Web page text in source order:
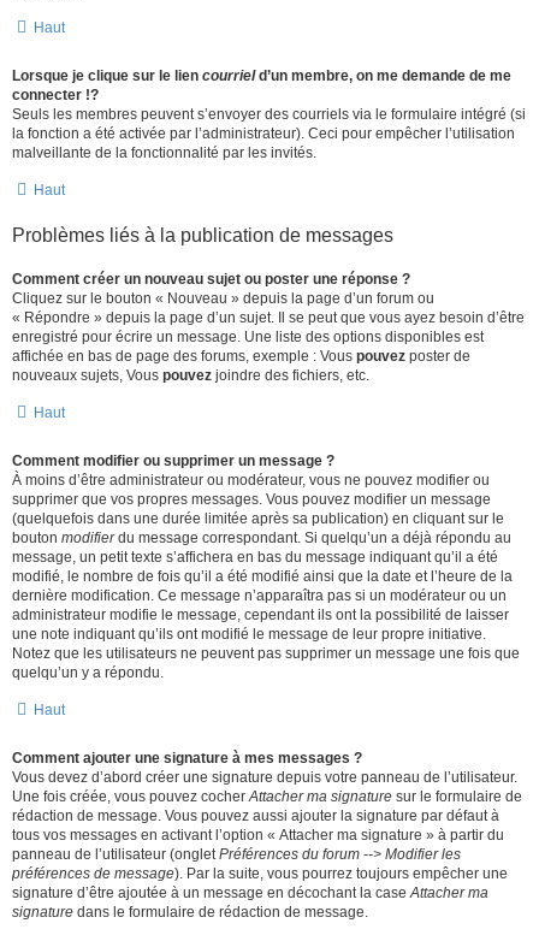
Haut
Lorsque je clique sur le lien courrield’un membre, on me demande de me
connecter !?
Seuls les membres peuvent s’envoyer des courriels via le formulaire intégré (si
la fonction a été activée par l’administrateur). Ceci pour empêcher l’utilisation
malveillante de la fonctionnalité par les invités.
Haut
Problèmes liés à la publication de messages
Comment créer un nouveau sujet ou poster une réponse ?
Cliquez sur le bouton « Nouveau » depuis la page d’un forum ou
« Répondre » depuis la page d’un sujet. Il se peut que vous ayez besoin d’être
enregistré pour écrire un message. Une liste des options disponibles est
affichée en bas de page des forums, exemple : Vous pouvez poster de
nouveaux sujets, Vous pouvez joindre des fichiers, etc.
Haut
Comment modifier ou supprimer un message ?
À moins d’être administrateur ou modérateur, vous ne pouvez modifier ou
supprimer que vos propres messages. Vous pouvez modifier un message
(quelquefois dans une durée limitée après sa publication) en cliquant sur le
bouton modifierdu message correspondant. Si quelqu’un a déjà répondu au
message, un petit texte s’affichera en bas du message indiquant qu’il a été
modifié, le nombre de fois qu’il a été modifié ainsi que la date et l’heure de la
dernière modification. Ce message n’apparaîtra pas si un modérateur ou un
administrateur modifie le message, cependant ils ont la possibilité de laisser
une note indiquant qu’ils ont modifié le message de leur propre initiative.
Notez que les utilisateurs ne peuvent pas supprimer un message une fois que
quelqu’un y a répondu.
Haut
Comment ajouter une signature à mes messages ?
Vous devez d’abord créer une signature depuis votre panneau de l’utilisateur.
Une fois créée, vous pouvez cocherAttacher ma signature sur le formulaire de
rédaction de message. Vous pouvez aussi ajouter la signature par défaut à
tous vos messages en activant l’option « Attacher ma signature » à partir du
panneau de l’utilisateur (ongletPréférences du forum --> Modifier les
préférences de message). Par la suite, vous pourrez toujours empêcher une
signature d’être ajoutée à un message en décochant la caseAttacher ma
signature dans le formulaire de rédaction de message.